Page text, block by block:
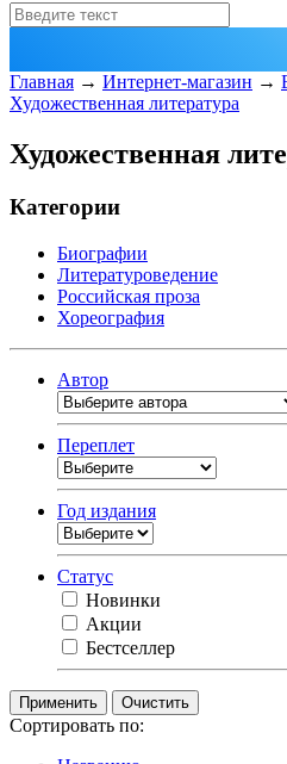
Главная → Интернет-магазин →
Художественная литература
Художественная
Категории
Биографии
Литературоведение
Российская проза
Хореография
Автор
Переплет
Год издания
Статус
Новинки
Акции
Бестселлер
Очистить
Сортировать по: